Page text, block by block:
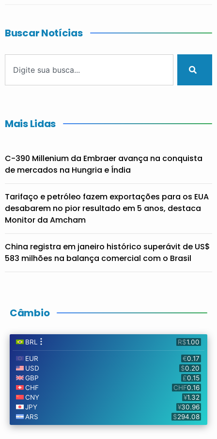
Buscar Notícias
Mais Lidas
C-390 Millenium da Embraer avança na conquista
de mercados na Hungria e Índia
Tarifaço e petróleo fazem exportações para os EUA
desabarem no pior resultado em 5 anos, destaca
Monitor da Amcham
China registra em janeiro histórico superávit de US$
583 milhões na balança comercial com o Brasil
Câmbio